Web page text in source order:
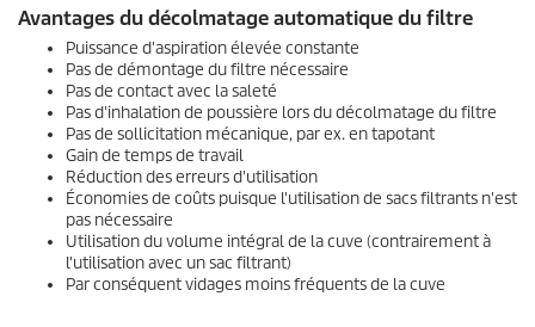
Avantages du décolmatage automatique du filtre
Puissance d'aspiration élevée constante
Pas de démontage du filtre nécessaire
Pas de contact avec la saleté
Pas d'inhalation de poussière lors du décolmatage du filtre
Pas de sollicitation mécanique, par ex. en tapotant
Gain de temps de travail
Réduction des erreurs d'utilisation
Économies de coûts puisque l'utilisation de sacs filtrants n'est
pas nécessaire
Utilisation du volume intégral de la cuve (contrairement à
l'utilisation avec un sac filtrant)
Par conséquent vidages moins fréquents de la cuve